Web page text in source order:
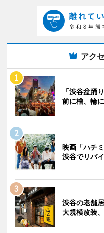
アク
「渋谷盆
前に櫓、輪
映画「ハチ
渋谷でリバ
渋谷の老舗
大規模改装